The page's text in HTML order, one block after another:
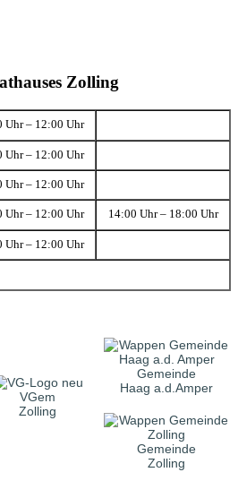
Zolling
Uhr – 12:00 Uhr
Uhr – 12:00 Uhr
Uhr – 12:00 Uhr
Uhr – 12:00 Uhr 14:00 Uhr – 18:00 Uhr
Uhr – 12:00 Uhr
VGem
Zolling
Gemeinde
Haag a.d.Amper
Gemeinde
Zolling